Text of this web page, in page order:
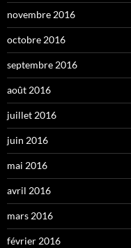
novembre 2016
octobre 2016
septembre 2016
août 2016
juillet 2016
juin 2016
mai 2016
avril 2016
mars 2016
février 2016